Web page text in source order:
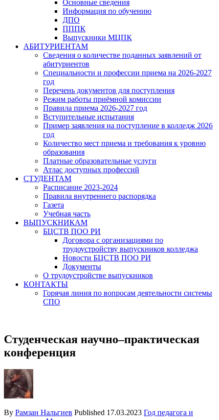
Основные сведения
Информация по обучению
ДПО
ПППК
Выпускники МЦПК
АБИТУРИЕНТАМ
Сведения о количестве поданных заявлений от
абитуриентов
Специальности и профессии приема на 2026-2027
год
Перечень документов для поступления
Режим работы приёмной комиссии
Правила приема 2026-2027 год
Вступительные испытания
Пример заявления на поступление в колледж 2026
год
Количество мест приема и требования к уровню
образования
Платные образовательные услуги
Атлас доступных профессий
СТУДЕНТАМ
Расписание 2023-2024
Правила внутреннего распорядка
Газета
Учебная часть
ВЫПУСКНИКАМ
БЦСТВ ПОО РИ
Договора с организациями по
трудоустройству выпускников колледжа
Новости БЦСТВ ПОО РИ
Документы
О трудоустройстве выпускников
КОНТАКТЫ
Горячая линия по вопросам деятельности системы
СПО
Студенческая научно–практическая
конференция
By Рамзан Нальгиев Published 17.03.2023 Год педагога и